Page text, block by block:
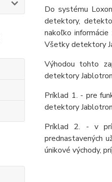
Do systému
detektory,
nakoľko
Všetky detektory
Výhodou tohto
detektory
Príklad 1. - pre
detektory
Príklad 2. - v
prednastavených
únikové východy,